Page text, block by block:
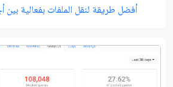
أفضل طريقة لنقل الملفات بفعالية بين